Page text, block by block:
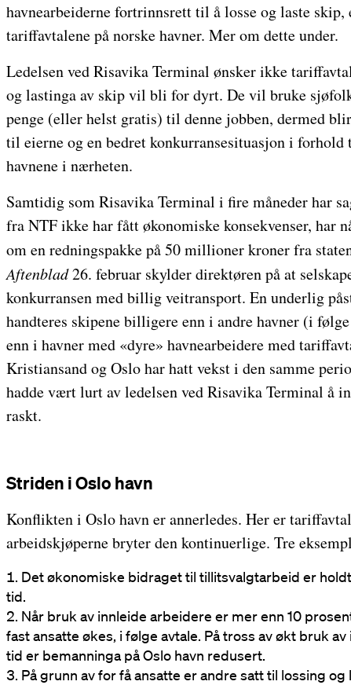
havnearbeiderne fortrinnsrett til å losse og laste skip,
tariffavtalene på norske havner. Mer om dette under.
Ledelsen ved Risavika Terminal ønsker ikke
og lastinga av skip vil bli for dyrt. De vil bruke
penge (eller helst gratis) til denne jobben, dermed
til eierne og en bedret konkurransesituasjon i forhold
havnene i nærheten.
Samtidig som Risavika Terminal i fire måneder har
fra NTF ikke har fått økonomiske konsekvenser, har
om en redningspakke på 50 millioner kroner fra
Aftenblad26. februar skylder direktøren på at
konkurransen med billig veitransport. En underlig
handteres skipene billigere enn i andre havner (i
enn i havner med «dyre» havnearbeidere med
Kristiansand og Oslo har hatt vekst i den samme
hadde vært lurt av ledelsen ved Risavika Terminal å
raskt.
Striden i Oslo havn
Konflikten i Oslo havn er annerledes. Her er
arbeidskjøperne bryter den kontinuerlige. Tre
Det økonomiske bidraget til tillitsvalgtarbeid er
tid.
Når bruk av innleide arbeidere er mer enn 10
fast ansatte økes, i følge avtale. På tross av økt bruk
tid er bemanninga på Oslo havn redusert.
På grunn av for få ansatte er andre satt til lossing og